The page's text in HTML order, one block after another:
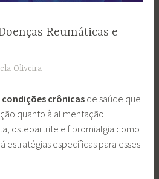
Reumáticas e
Oliveira
condições crônicas de saúde que
quanto à alimentação.
osteoartrite e fibromialgia como
estratégias específicas para esses